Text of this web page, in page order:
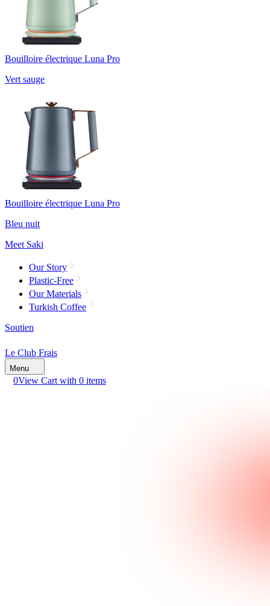
Bouilloire électrique Luna Pro
Vert sauge
Bouilloire électrique Luna Pro
Bleu nuit
Meet Saki
Our Story
Plastic-Free
Our Materials
Turkish Coffee
Soutien
Le Club Frais
Menu
0View Cart with 0 items